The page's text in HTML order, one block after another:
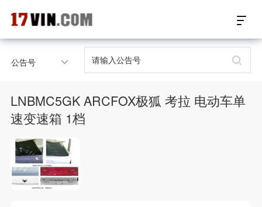
17VIN车架号查询首页
17位车架号查询
汽配产品车型适配
汽配产品电子目录
公告号
LNBMC5GK ARCFOX极狐 考拉 电动车单
速变速箱 1档